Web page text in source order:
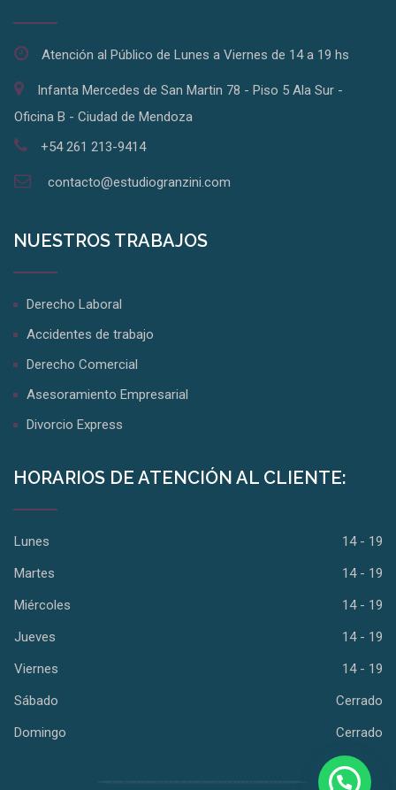
Atención al Público de Lunes a Viernes de 14 a 19 hs
Infanta Mercedes de San Martin 78 - Piso 5 Ala Sur -
Oficina B - Ciudad de Mendoza
+54 261 213-9414
contacto@estudiogranzini.com
NUESTROS TRABAJOS
Derecho Laboral
Accidentes de trabajo
Derecho Comercial
Asesoramiento Empresarial
Divorcio Express
HORARIOS DE ATENCIÓN AL CLIENTE:
Lunes
14 - 19
Martes
14 - 19
Miércoles
14 - 19
Jueves
14 - 19
Viernes
14 - 19
Sábado
Cerrado
Domingo
Cerrado